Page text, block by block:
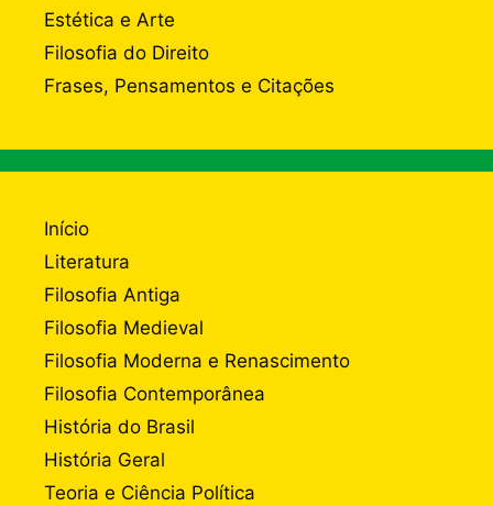
Estética e Arte
Filosofia do Direito
Frases, Pensamentos e Citações
Início
Literatura
Filosofia Antiga
Filosofia Medieval
Filosofia Moderna e Renascimento
Filosofia Contemporânea
História do Brasil
História Geral
Teoria e Ciência Política